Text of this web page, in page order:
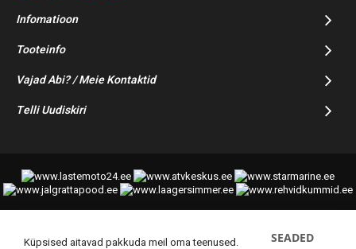
Infomatioon
Tooteinfo
Vajad Abi? / Meie Kontaktid
Telli Uudiskiri
© 2014-2025 Starmoto OÜ
Küpsised aitavad pakkuda meil oma teenused.
SEADED